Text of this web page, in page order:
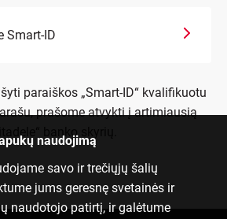
Smart-ID
paraiškos „Smart-ID“ kvalifikuotu
prašome atvykti į artimiausią
banko skyrių.
naudojimą
savo ir trečiųjų šalių
jums geresnę svetainės ir
naudotojo patirtį, ir galėtume